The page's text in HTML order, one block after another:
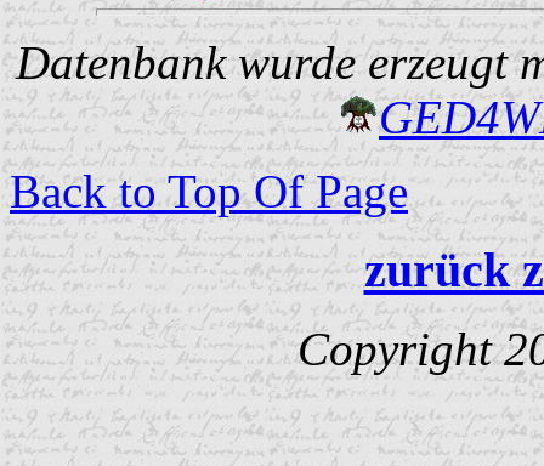
Datenbank wurde erzeugt
Back to Top Of Page
zurück
Copyright